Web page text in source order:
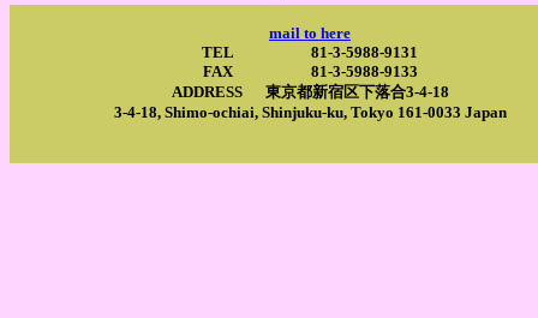
mail to here
TEL 81-3-5988-9131
FAX 81-3-5988-9133
ADDRESS 東京都新宿区下落合3-4-18
3-4-18, Shimo-ochiai, Shinjuku-ku, Tokyo 161-0033 Japan